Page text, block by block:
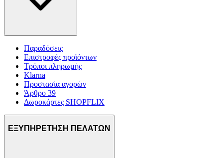
Παραδόσεις
Επιστροφές προϊόντων
Τρόποι πληρωμής
Klarna
Προστασία αγορών
Άρθρο 39
Δωροκάρτες SHOPFLIX
ΕΞΥΠΗΡΕΤΗΣΗ ΠΕΛΑΤΩΝ